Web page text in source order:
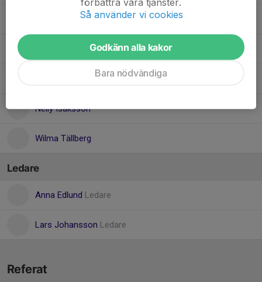
Milly Fahlander
Nelly Isaksson
Wilma Tällberg
Ledare
Anna Edlund Ledare
Lars Johansson Ledare
Referat
Så använder vi cookies
Godkänn alla kakor
Bara nödvändiga